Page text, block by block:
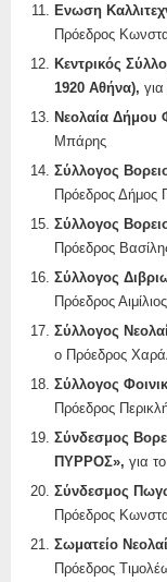
Ενωση
Πρόεδρος
Κεντρικός
1920 Αθήνα),
Νεολαία Δήμου
Μπάρης
Σύλλογος
Πρόεδρος Δήμος
Σύλλογος
Πρόεδρος
Σύλλογος
Πρόεδρος
Σύλλογος
ο Πρόεδρος
Σύλλογος
Πρόεδρος
Σύνδεσμος
ΠΥΡΡΟΣ», για
Σύνδεσμος
Πρόεδρος
Σωματείο
Πρόεδρος